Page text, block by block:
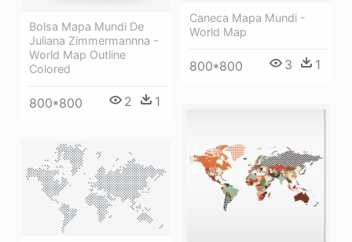
Bolsa Mapa Mundi De
Juliana Zimmermannna -
World Map Outline
Colored
800*800 2 1
Caneca Mapa Mundi -
World Map
800*800 3 1